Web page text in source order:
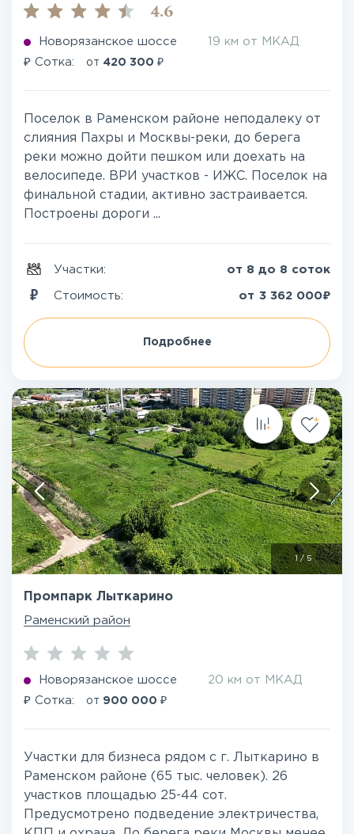
4.6
Новорязанское шоссе 19 км от МКАД
₽ Сотка: от 420 300 ₽
Поселок в Раменском районе неподалеку от
слияния Пахры и Москвы-реки, до берега
реки можно дойти пешком или доехать на
велосипеде. ВРИ участков - ИЖС. Поселок на
финальной стадии, активно застраивается.
Построены дороги ...
Участки: от 8 до 8 соток
Стоимость: от 3 362 000₽
Подробнее
1/5
Промпарк Лыткарино
Раменский район
Новорязанское шоссе 20 км от МКАД
₽ Сотка: от 900 000 ₽
Участки для бизнеса рядом с г. Лыткарино в
Раменском районе (65 тыс. человек). 26
участков площадью 25-44 сот.
Предусмотрено подведение электричества,